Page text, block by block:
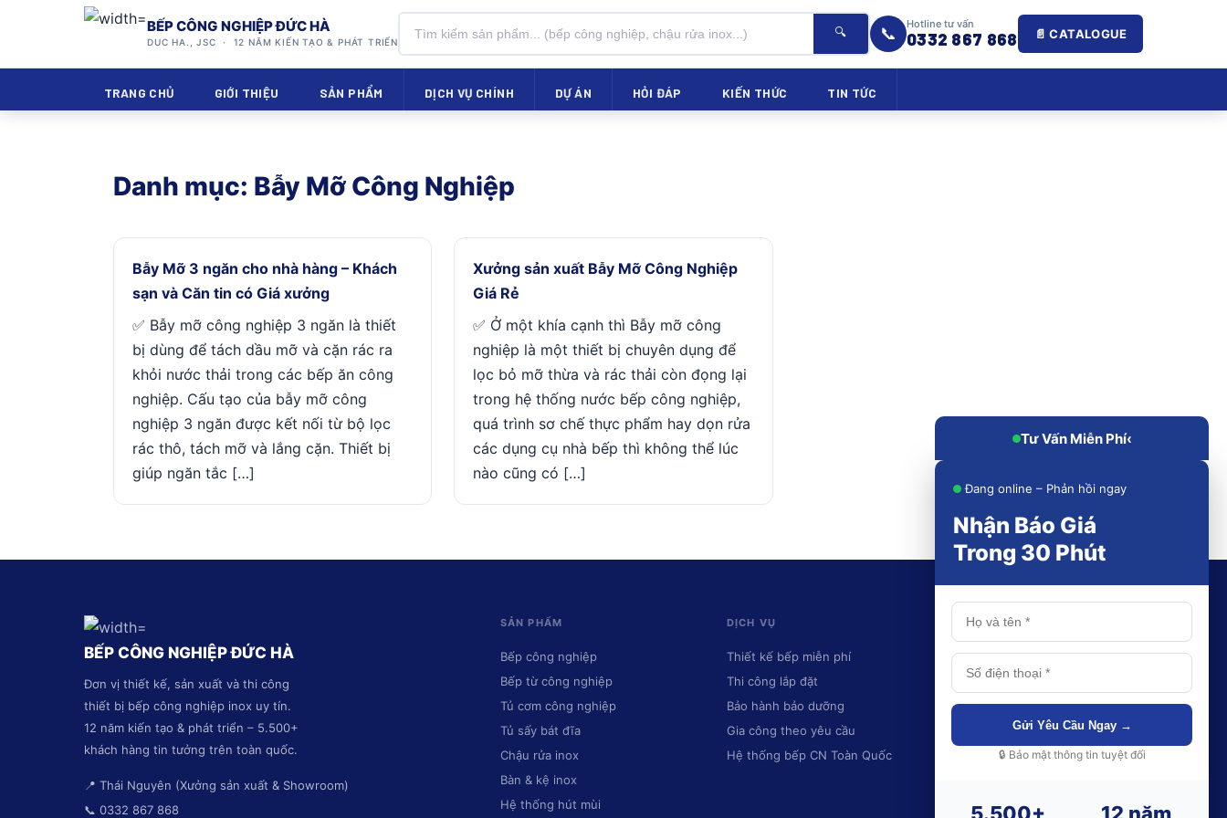
BẾP CÔNG NGHIỆP ĐỨC HÀ
DUC HA., JSC · 12 NĂM KIẾN TẠO & PHÁT TRIỂN
🔍 📞 Hotline tư vấn
0332 867 868 📄 CATALOGUE
TRANG CHỦ GIỚI THIỆU SẢN PHẨM DỊCH VỤ CHÍNH DỰ ÁN HỎI ĐÁP KIẾN THỨC TIN TỨC
Danh mục: Bẫy Mỡ Công Nghiệp
Bẫy Mỡ 3 ngăn cho nhà hàng – Khách
sạn và Căn tin có Giá xưởng
✅ Bẫy mỡ công nghiệp 3 ngăn là thiết
bị dùng để tách dầu mỡ và cặn rác ra
khỏi nước thải trong các bếp ăn công
nghiệp. Cấu tạo của bẫy mỡ công
nghiệp 3 ngăn được kết nối từ bộ lọc
rác thô, tách mỡ và lắng cặn. Thiết bị
giúp ngăn tắc […]
Xưởng sản xuất Bẫy Mỡ Công Nghiệp
Giá Rẻ
✅ Ở một khía cạnh thì Bẫy mỡ công
nghiệp là một thiết bị chuyên dụng để
lọc bỏ mỡ thừa và rác thải còn đọng lại
trong hệ thống nước bếp công nghiệp,
quá trình sơ chế thực phẩm hay dọn rửa
các dụng cụ nhà bếp thì không thể lúc
nào cũng có […]
BẾP CÔNG NGHIỆP ĐỨC HÀ
Đơn vị thiết kế, sản xuất và thi công
thiết bị bếp công nghiệp inox uy tín.
12 năm kiến tạo & phát triển – 5.500+
khách hàng tin tưởng trên toàn quốc.
📍 Thái Nguyên (Xưởng sản xuất & Showroom)
📞 0332 867 868
SẢN PHẨM
Bếp công nghiệp
Bếp từ công nghiệp
Tủ cơm công nghiệp
Tủ sấy bát đĩa
Chậu rửa inox
Bàn & kệ inox
Hệ thống hút mùi
DỊCH VỤ
Thiết kế bếp miễn phí
Thi công lắp đặt
Bảo hành bảo dưỡng
Gia công theo yêu cầu
Hệ thống bếp CN Toàn Quốc
KHU VỰC PHỤC VỤ
Thái Nguyên
Hà Nội
Ninh Bình
Quảng Ninh
Tư Vấn Miễn Phí‹
Đang online – Phản hồi ngay
Nhận Báo Giá
Trong 30 Phút
Gửi Yêu Cầu Ngay →
🔒 Bảo mật thông tin tuyệt đối